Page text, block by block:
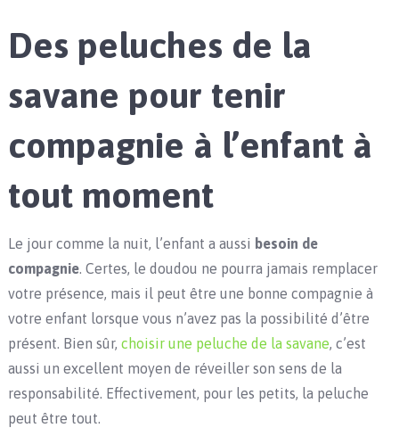
Des peluches de la
savane pour tenir
compagnie à l’enfant à
tout moment
Le jour comme la nuit, l’enfant a aussi besoin de
compagnie. Certes, le doudou ne pourra jamais remplacer
votre présence, mais il peut être une bonne compagnie à
votre enfant lorsque vous n’avez pas la possibilité d’être
présent. Bien sûr, choisir une peluche de la savane, c’est
aussi un excellent moyen de réveiller son sens de la
responsabilité. Effectivement, pour les petits, la peluche
peut être tout.